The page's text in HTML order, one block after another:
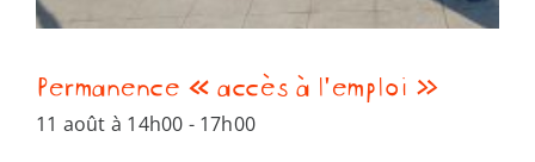
Permanence « accès à l’emploi »
11 août à 14h00 - 17h00